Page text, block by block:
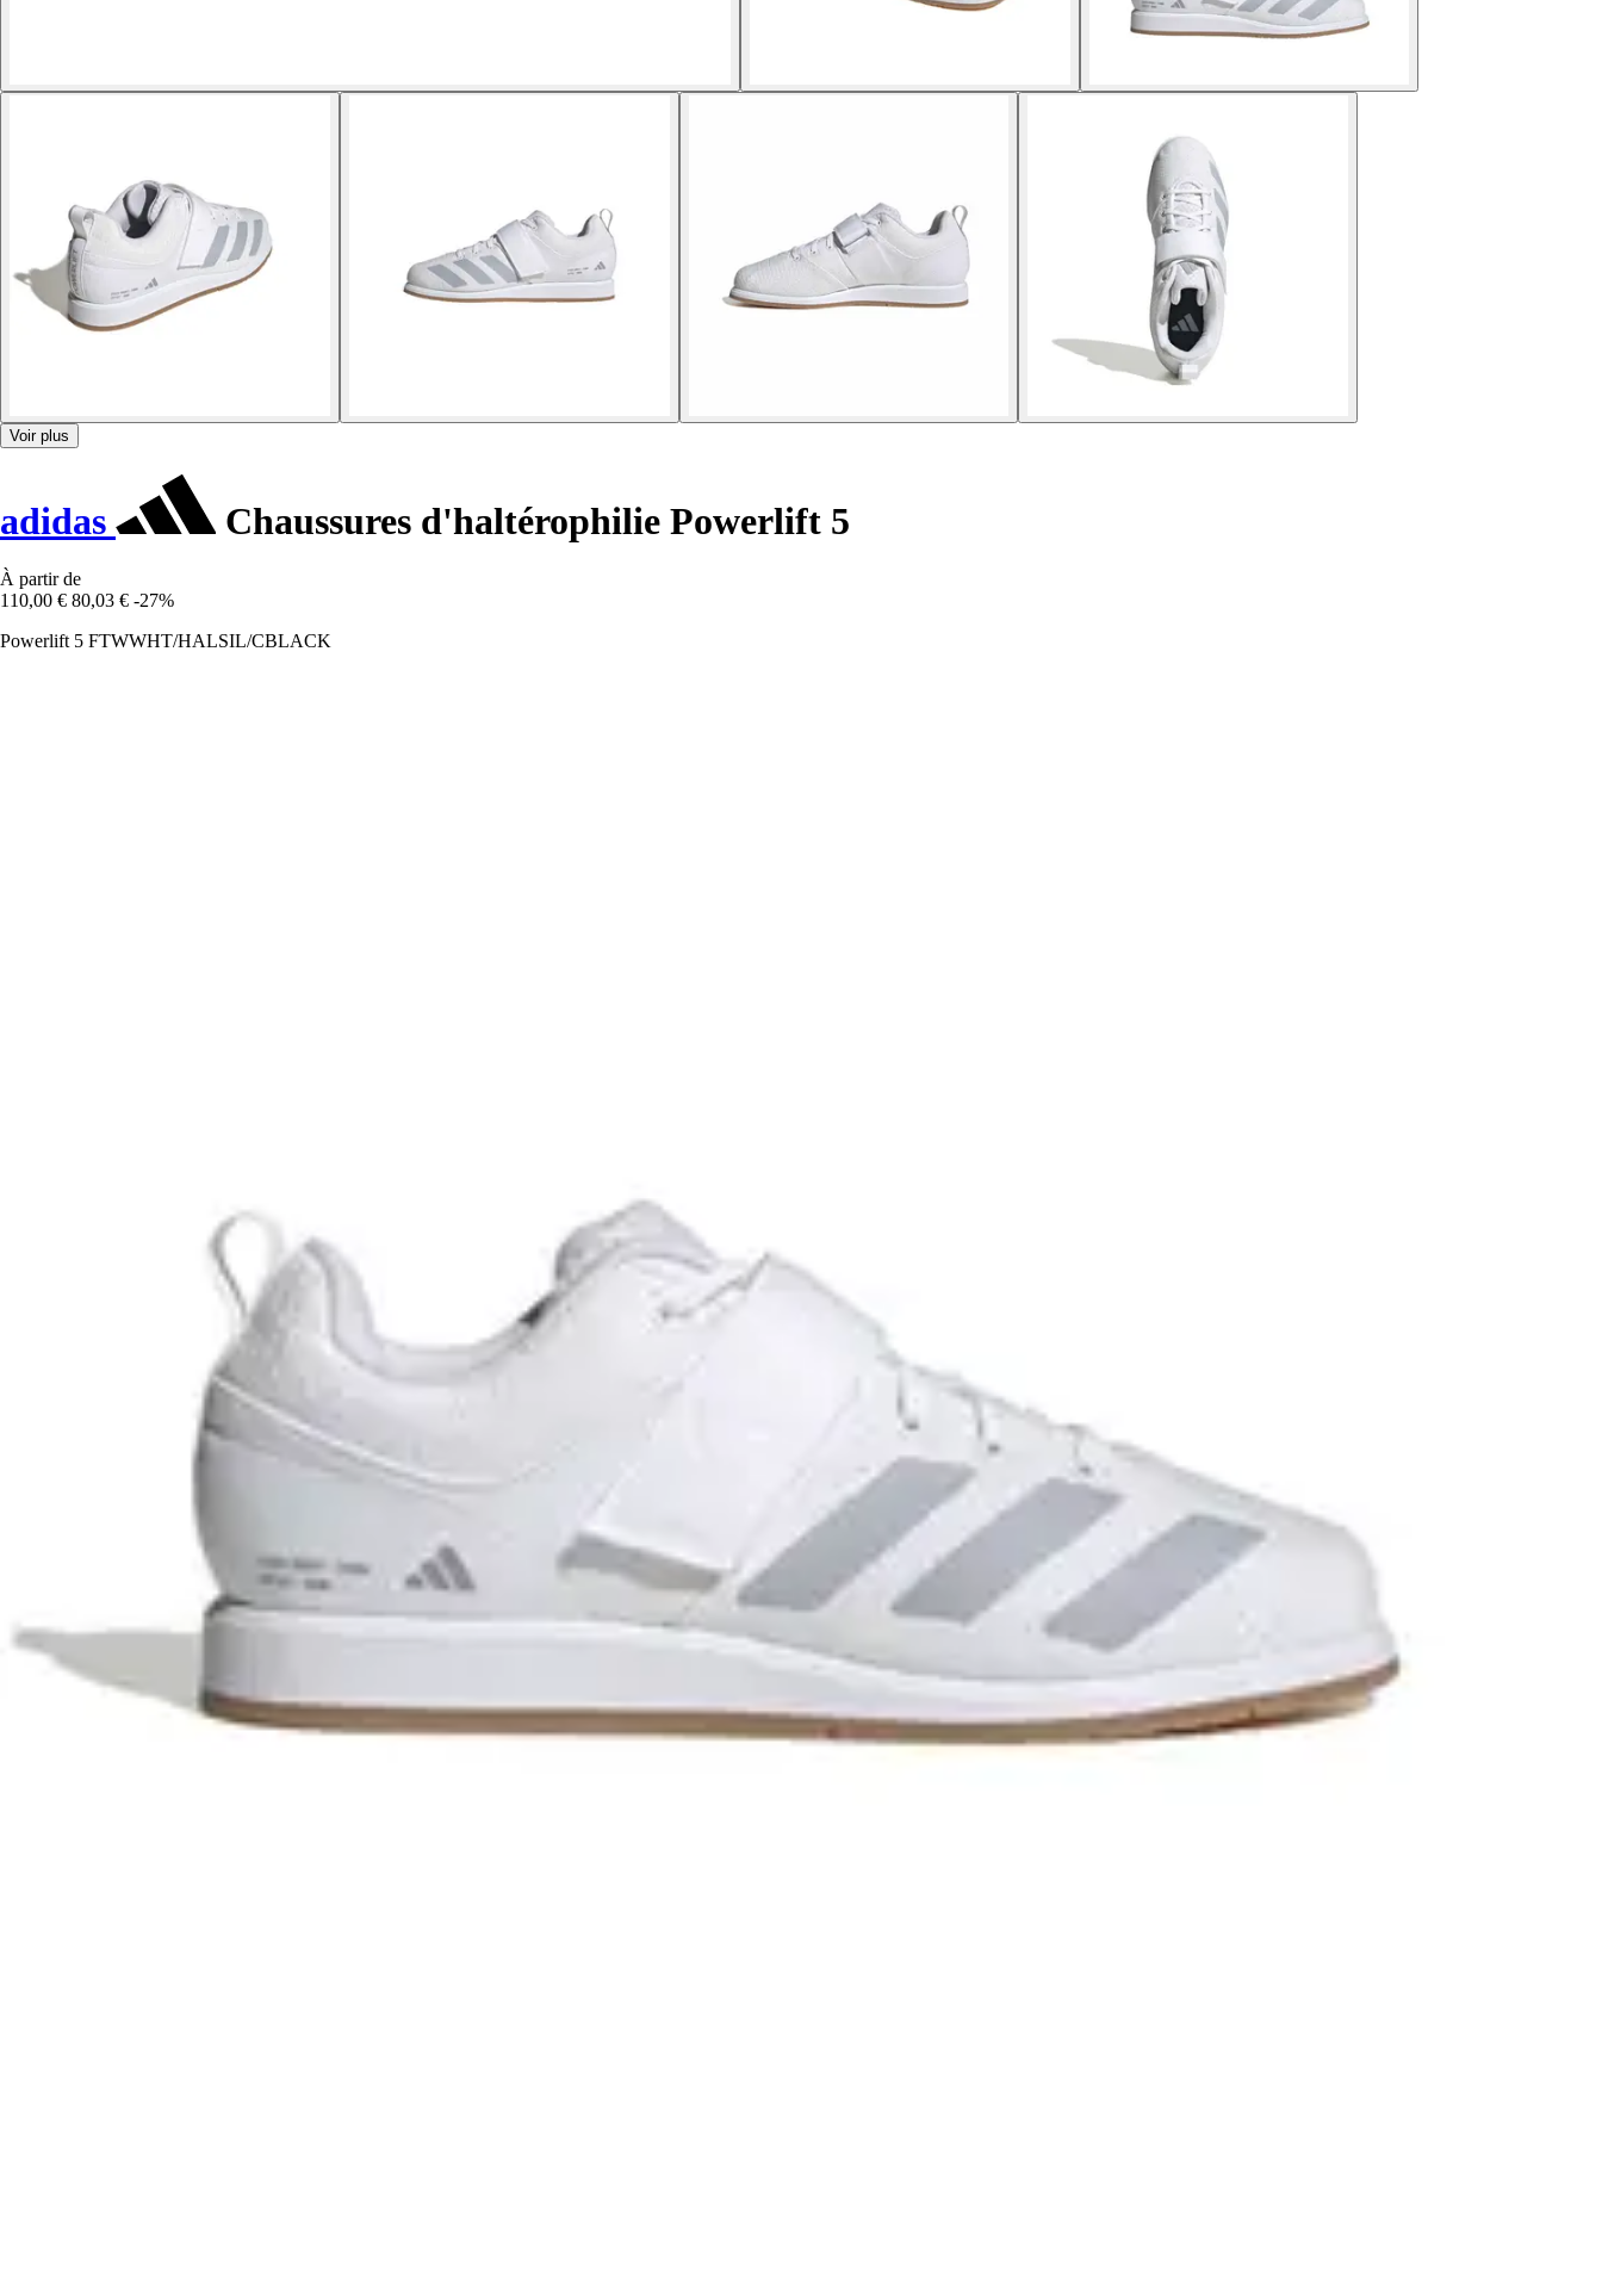
Voir plus
adidas Chaussures d'haltérophilie Powerlift 5
À partir de
110,00 € 80,03 € -27%
Powerlift 5 FTWWHT/HALSIL/CBLACK